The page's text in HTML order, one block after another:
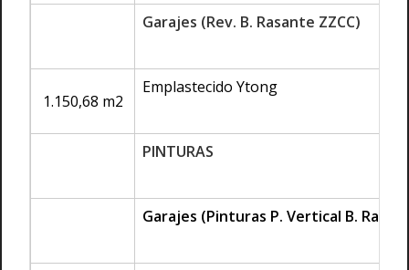
Garajes (Rev. B. Rasante ZZCC)
1.150,68 m2
Emplastecido Ytong
PINTURAS
Garajes (Pinturas P. Vertical B.